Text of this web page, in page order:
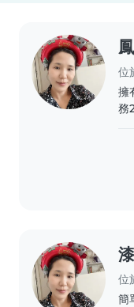
鳳
位
擁
務
繫
位
簡